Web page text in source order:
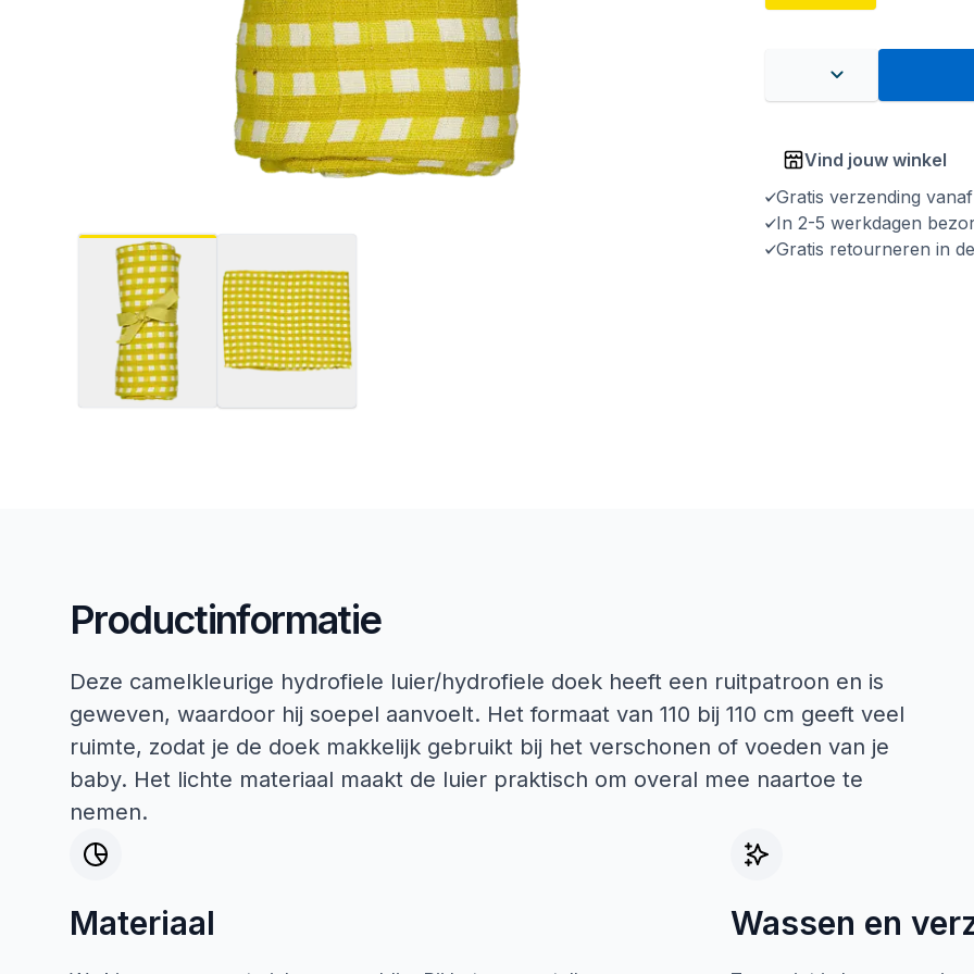
Vind jouw winkel
Gratis verzending
In 2-5 werkdagen
Gratis retourneren in
Productinformatie
Deze camelkleurige hydrofiele luier/hydrofiele doek heeft een ruitpatroon en is
geweven, waardoor hij soepel aanvoelt. Het formaat van 110 bij 110 cm geeft veel
ruimte, zodat je de doek makkelijk gebruikt bij het verschonen of voeden van je
baby. Het lichte materiaal maakt de luier praktisch om overal mee naartoe te
nemen.
Materiaal Wassen en